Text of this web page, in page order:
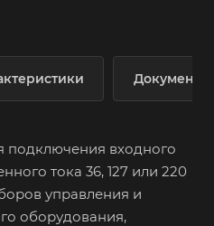
Документы
подключения входного
тока 36, 127 или 220
управления и
оборудования,